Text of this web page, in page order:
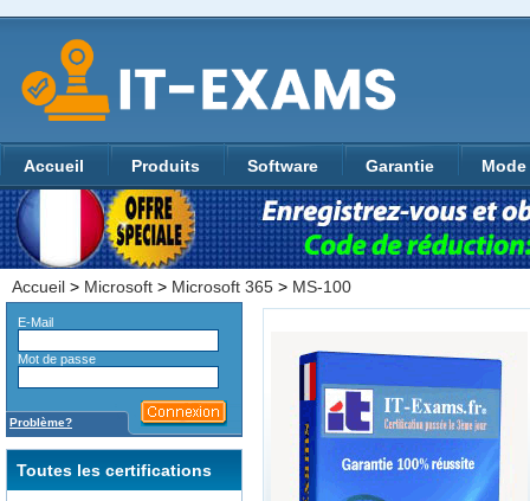
Accueil Produits Software Garantie
Accueil > Microsoft > Microsoft 365 > MS-100
E-Mail
Mot de passe
Problème?
Toutes les certifications